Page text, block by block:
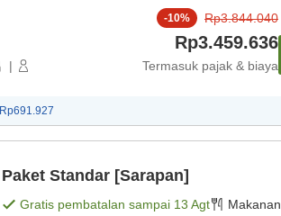
|
-10% Rp3.844.040
Rp3.459.636
Termasuk pajak & biaya
Rp691.927
Paket Standar [Sarapan]
Gratis pembatalan sampai 13 Agt Makanan